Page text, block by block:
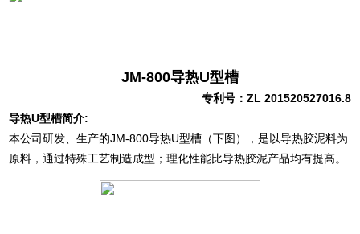
JM-800导热U型槽
专利号：ZL 201520527016.8
导热U型槽简介:
本公司研发、生产的JM-800导热U型槽（下图），是以导热胶泥料为
原料，通过特殊工艺制造成型；理化性能比导热胶泥产品均有提高。